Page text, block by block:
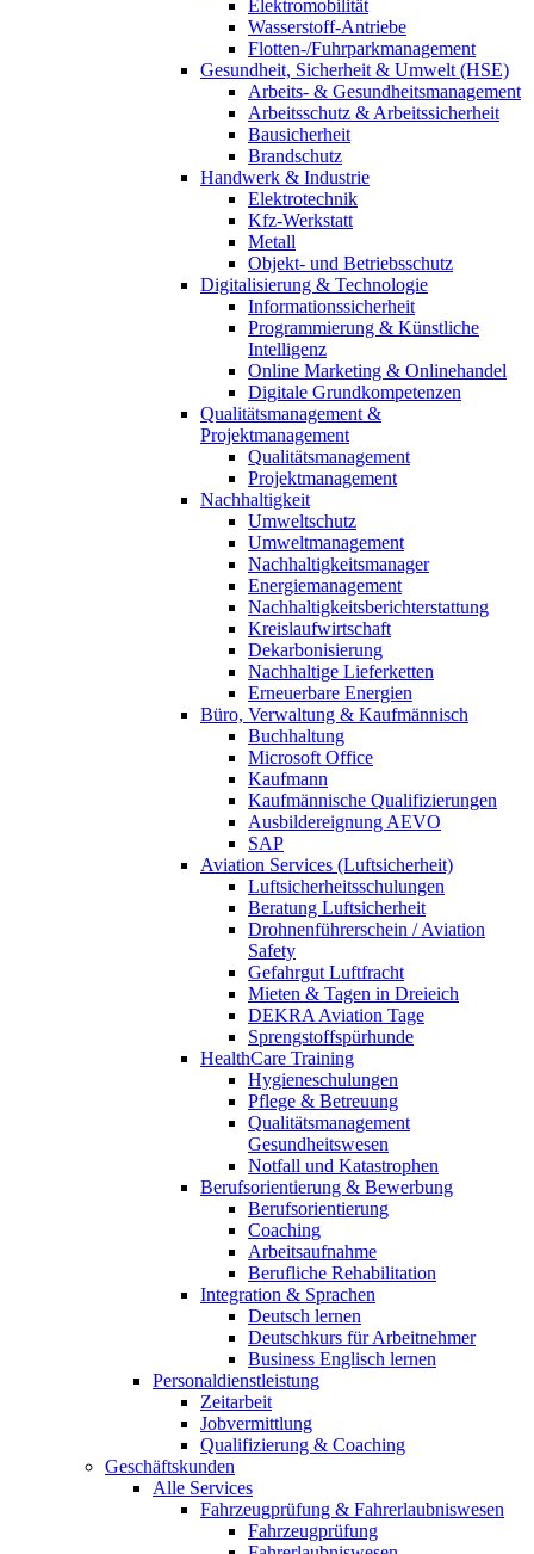
Elektromobilität
Wasserstoff-Antriebe
Flotten-/Fuhrparkmanagement
Gesundheit, Sicherheit & Umwelt (HSE)
Arbeits- & Gesundheitsmanagement
Arbeitsschutz & Arbeitssicherheit
Bausicherheit
Brandschutz
Handwerk & Industrie
Elektrotechnik
Kfz-Werkstatt
Metall
Objekt- und Betriebsschutz
Digitalisierung & Technologie
Informationssicherheit
Programmierung & Künstliche
Intelligenz
Online Marketing & Onlinehandel
Digitale Grundkompetenzen
Qualitätsmanagement &
Projektmanagement
Qualitätsmanagement
Projektmanagement
Nachhaltigkeit
Umweltschutz
Umweltmanagement
Nachhaltigkeitsmanager
Energiemanagement
Nachhaltigkeitsberichterstattung
Kreislaufwirtschaft
Dekarbonisierung
Nachhaltige Lieferketten
Erneuerbare Energien
Büro, Verwaltung & Kaufmännisch
Buchhaltung
Microsoft Office
Kaufmann
Kaufmännische Qualifizierungen
Ausbildereignung AEVO
SAP
Aviation Services (Luftsicherheit)
Luftsicherheitsschulungen
Beratung Luftsicherheit
Drohnenführerschein / Aviation
Safety
Gefahrgut Luftfracht
Mieten & Tagen in Dreieich
DEKRA Aviation Tage
Sprengstoffspürhunde
HealthCare Training
Hygieneschulungen
Pflege & Betreuung
Qualitätsmanagement
Gesundheitswesen
Notfall und Katastrophen
Berufsorientierung & Bewerbung
Berufsorientierung
Coaching
Arbeitsaufnahme
Berufliche Rehabilitation
Integration & Sprachen
Deutsch lernen
Deutschkurs für Arbeitnehmer
Business Englisch lernen
Personaldienstleistung
Zeitarbeit
Jobvermittlung
Qualifizierung & Coaching
Geschäftskunden
Alle Services
Fahrzeugprüfung & Fahrerlaubniswesen
Fahrzeugprüfung